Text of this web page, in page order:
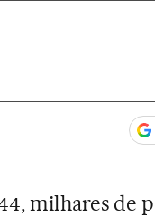
milhares de